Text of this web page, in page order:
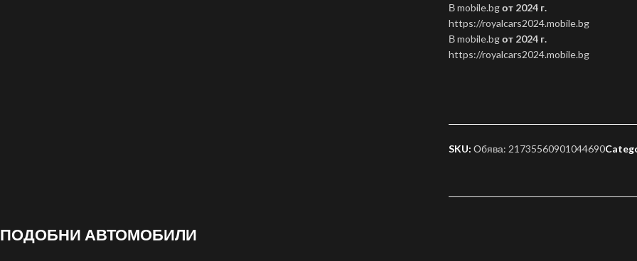
В mobile.bgот 2024 г.
https://royalcars2024.mobile.bg
В mobile.bgот 2024 г.
https://royalcars2024.mobile.bg
SKU: Обява: 21735560901044690
ПОДОБНИ АВТОМОБИЛИ